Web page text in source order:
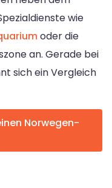
wie
oder die
an. Gerade bei
sich ein Vergleich
Norwegen-